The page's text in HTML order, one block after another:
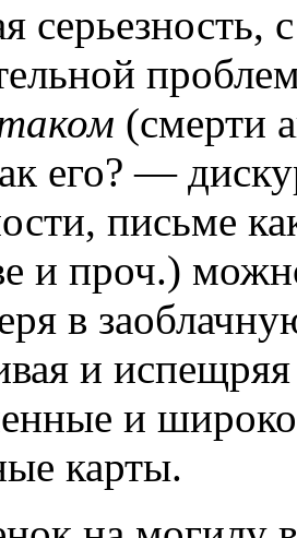
серьезность,
(смерти
его? —
письме
и проч.)
в
и
и
карты.